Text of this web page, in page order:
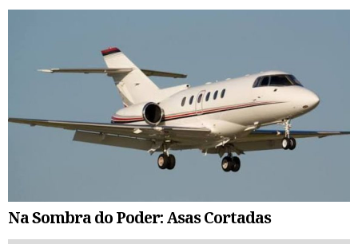
Na Sombra do Poder: Asas Cortadas